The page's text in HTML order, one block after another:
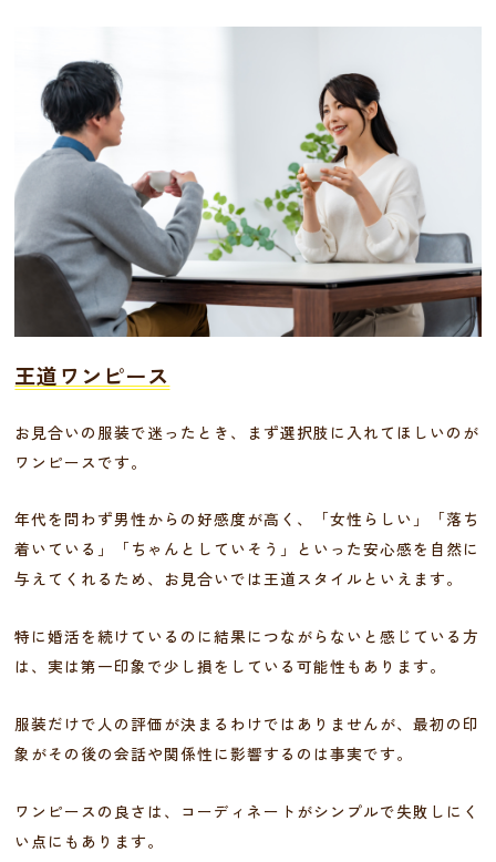
王道ワンピース
お見合いの服装で迷ったとき、まず選択肢に入れてほしいのが
ワンピースです。
年代を問わず男性からの好感度が高く、「女性らしい」「落ち
着いている」「ちゃんとしていそう」といった安心感を自然に
与えてくれるため、お見合いでは王道スタイルといえます。
特に婚活を続けているのに結果につながらないと感じている方
は、実は第一印象で少し損をしている可能性もあります。
服装だけで人の評価が決まるわけではありませんが、最初の印
象がその後の会話や関係性に影響するのは事実です。
ワンピースの良さは、コーディネートがシンプルで失敗しにく
い点にもあります。